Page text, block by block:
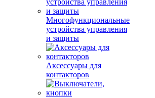
Многофункциональные
устройства управления
и защиты
Аксессуары для
контакторов